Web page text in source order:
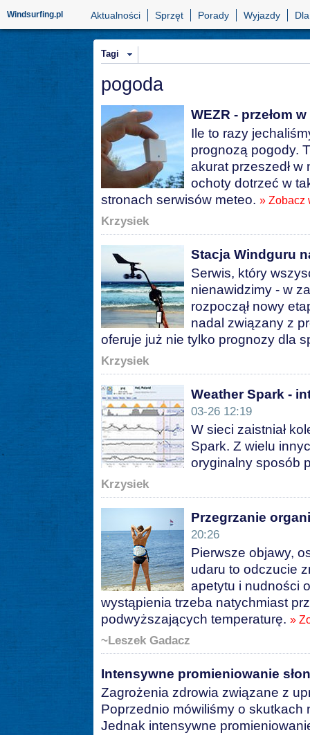
Windsurfing.pl Aktualności Sprzęt Porady Wyjazdy
Tagi
pogoda
WEZR - przełom
Ile to razy
prognozą pogody.
akurat przeszedł w
ochoty dotrzeć w
stronach serwisów meteo. » Zobacz
Krzysiek
Stacja Windguru
Serwis, który
nienawidzimy - w
rozpoczął nowy
nadal związany z
oferuje już nie tylko prognozy dla
Krzysiek
Weather Spark -
03-26 12:19
W sieci zaistniał
Spark. Z wielu
oryginalny sposób
Krzysiek
Przegrzanie
20:26
Pierwsze objawy,
udaru to odczucie
apetytu i nudności
wystąpienia trzeba natychmiast
podwyższających temperaturę. »
~Leszek Gadacz
Intensywne promieniowanie
Zagrożenia zdrowia związane z
Poprzednio mówiliśmy o
Jednak intensywne